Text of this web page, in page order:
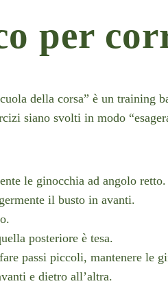
per
della corsa” è un
siano svolti in modo
le ginocchia ad angolo retto.
il busto in avanti.
posteriore è tesa.
passi piccoli, mantenere le
e dietro all’altra.